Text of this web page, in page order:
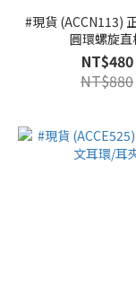
#現貨 (ACCN113)
圓環螺旋直
NT$480
NT$880